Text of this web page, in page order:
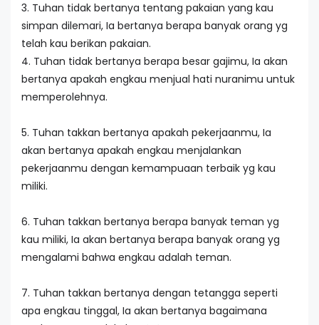
3. Tuhan tidak bertanya tentang pakaian yang kau
simpan dilemari, Ia bertanya berapa banyak orang yg
telah kau berikan pakaian.
4. Tuhan tidak bertanya berapa besar gajimu, Ia akan
bertanya apakah engkau menjual hati nuranimu untuk
memperolehnya.
5. Tuhan takkan bertanya apakah pekerjaanmu, Ia
akan bertanya apakah engkau menjalankan
pekerjaanmu dengan kemampuaan terbaik yg kau
miliki.
6. Tuhan takkan bertanya berapa banyak teman yg
kau miliki, Ia akan bertanya berapa banyak orang yg
mengalami bahwa engkau adalah teman.
7. Tuhan takkan bertanya dengan tetangga seperti
apa engkau tinggal, Ia akan bertanya bagaimana